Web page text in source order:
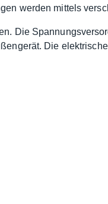
werden mittels
Die
Die